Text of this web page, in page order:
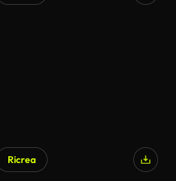
Ricrea